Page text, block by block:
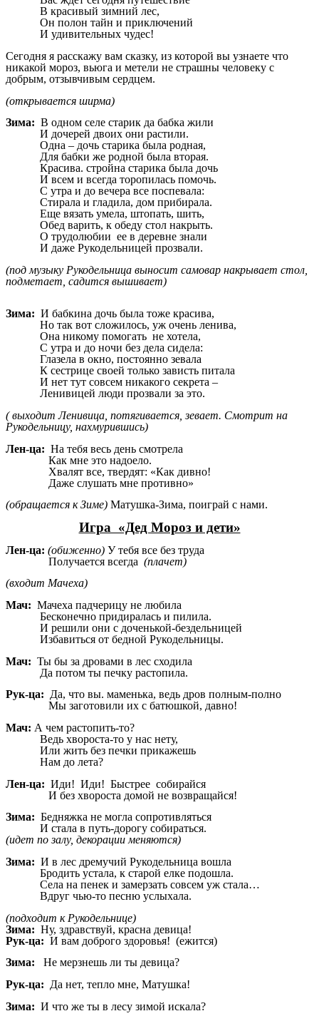
В красивый зимний лес,
Он полон тайн и приключений
И удивительных чудес!
Сегодня я расскажу вам сказку, из которой вы узнаете что
никакой мороз, вьюга и метели не страшны человеку с
добрым, отзывчивым сердцем.
(открывается ширма)
Зима: В одном селе старик да бабка жили
И дочерей двоих они растили.
Одна – дочь старика была родная,
Для бабки же родной была вторая.
Красива. стройна старика была дочь
И всем и всегда торопилась помочь.
С утра и до вечера все поспевала:
Стирала и гладила, дом прибирала.
Еще вязать умела, штопать, шить,
Обед варить, к обеду стол накрыть.
О трудолюбии ее в деревне знали
И даже Рукодельницей прозвали.
(под музыку Рукодельница выносит самовар накрывает стол,
подметает, садится вышивает)
Зима: И бабкина дочь была тоже красива,
Но так вот сложилось, уж очень ленива,
Она никому помогать не хотела,
С утра и до ночи без дела сидела:
Глазела в окно, постоянно зевала
К сестрице своей только зависть питала
И нет тут совсем никакого секрета –
Ленивицей люди прозвали за это.
( выходит Ленивица, потягивается, зевает. Смотрит на
Рукодельницу, нахмурившись)
Лен-ца: На тебя весь день смотрела
Как мне это надоело.
Хвалят все, твердят: «Как дивно!
Даже слушать мне противно»
(обращается к Зиме) Матушка-Зима, поиграй с нами.
Игра «Дед Мороз и дети»
Лен-ца: (обиженно) У тебя все без труда
Получается всегда (плачет)
(входит Мачеха)
Мач: Мачеха падчерицу не любила
Бесконечно придиралась и пилила.
И решили они с доченькой-бездельницей
Избавиться от бедной Рукодельницы.
Мач: Ты бы за дровами в лес сходила
Да потом ты печку растопила.
Рук-ца: Да, что вы. маменька, ведь дров полным-полно
Мы заготовили их с батюшкой, давно!
Мач: А чем растопить-то?
Ведь хвороста-то у нас нету,
Или жить без печки прикажешь
Нам до лета?
Лен-ца: Иди! Иди! Быстрее собирайся
И без хвороста домой не возвращайся!
Зима: Бедняжка не могла сопротивляться
И стала в путь-дорогу собираться.
(идет по залу, декорации меняются)
Зима: И в лес дремучий Рукодельница вошла
Бродить устала, к старой елке подошла.
Села на пенек и замерзать совсем уж стала…
Вдруг чью-то песню услыхала.
(подходит к Рукодельнице)
Зима: Ну, здравствуй, красна девица!
Рук-ца: И вам доброго здоровья! (ежится)
Зима: Не мерзнешь ли ты девица?
Рук-ца: Да нет, тепло мне, Матушка!
Зима: И что же ты в лесу зимой искала?